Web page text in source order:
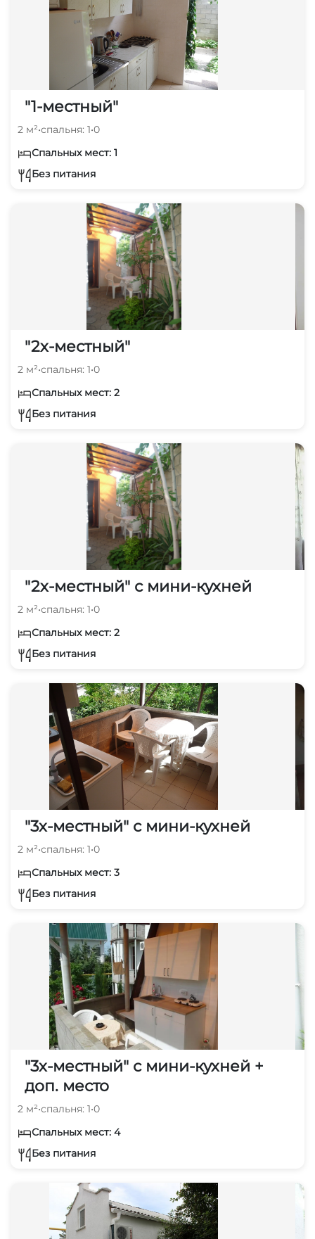
"1-местный"
2 м²•спальня: 1•0
Спальных мест: 1
Без питания
"2х-местный"
2 м²•спальня: 1•0
Спальных мест: 2
Без питания
"2х-местный" с мини-кухней
2 м²•спальня: 1•0
Спальных мест: 2
Без питания
"3х-местный" с мини-кухней
2 м²•спальня: 1•0
Спальных мест: 3
Без питания
"3х-местный" с мини-кухней +
доп. место
2 м²•спальня: 1•0
Спальных мест: 4
Без питания